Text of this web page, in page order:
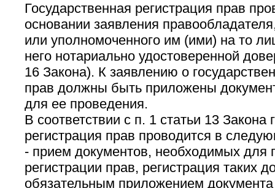
Государственная регистрация прав
основании заявления
или уполномоченного им (ими) на то
него нотариально удостоверенной
16 Закона). К заявлению о
прав должны быть приложены
для ее проведения.
В соответствии с п. 1 статьи 13 Закона
регистрация прав проводится в
- прием документов, необходимых для
регистрации прав, регистрация таких
обязательным приложением